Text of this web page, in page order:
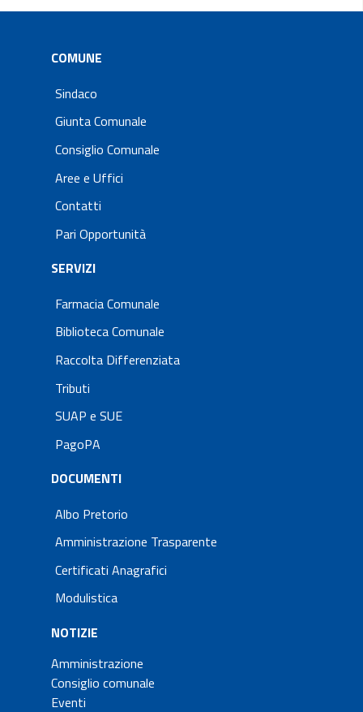
COMUNE
Sindaco
Giunta Comunale
Consiglio Comunale
Aree e Uffici
Contatti
Pari Opportunità
SERVIZI
Farmacia Comunale
Biblioteca Comunale
Raccolta Differenziata
Tributi
SUAP e SUE
PagoPA
DOCUMENTI
Albo Pretorio
Amministrazione Trasparente
Certificati Anagrafici
Modulistica
NOTIZIE
Amministrazione
Consiglio comunale
Eventi